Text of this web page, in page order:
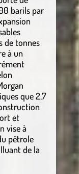
barils par
de tonnes
à un
que 2,7
et
vise à
pétrole
de la